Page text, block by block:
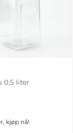
0,5 liter
kjøp nå!